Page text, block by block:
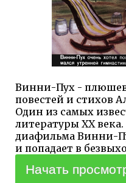
Винни-Пух -
повестей и стихов
Один из самых
литературы XX
диафильма Винни-
и попадает в
Начать